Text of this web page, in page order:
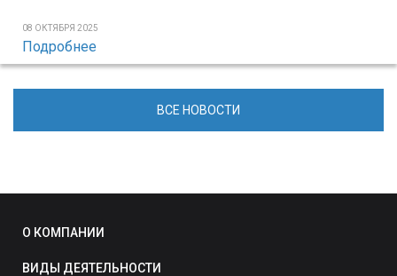
08 ОКТЯБРЯ 2025
Подробнее
ВСЕ НОВОСТИ
О КОМПАНИИ
ВИДЫ ДЕЯТЕЛЬНОСТИ